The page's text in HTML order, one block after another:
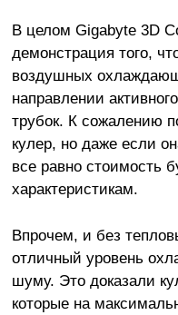
В целом Gigabyte 3D
демонстрация того,
воздушных
направлении
трубок. К сожалению
кулер, но даже если
все равно стоимость
характеристикам.
Впрочем, и без
отличный уровень
шуму. Это доказали
которые на